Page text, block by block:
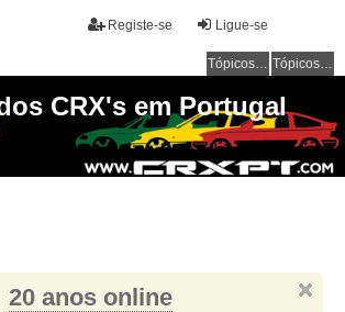
Ligue-se
Registe-se
Tópicos sem resposta Tópicos ativos
CRX's em Portugal
20 anos online